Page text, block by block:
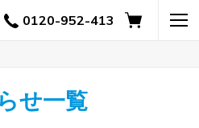
0120-952-413
せ一覧